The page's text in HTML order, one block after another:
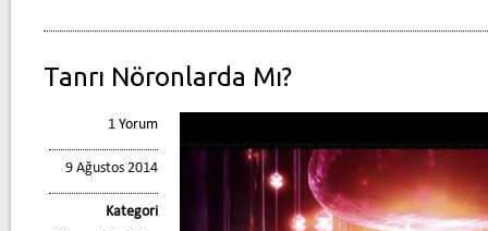
Tanrı Nöronlarda Mı?
1 Yorum
9 Ağustos 2014
Kategori